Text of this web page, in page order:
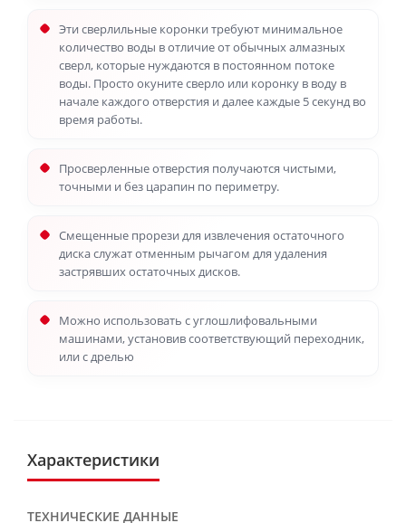
Эти сверлильные коронки требуют минимальное
количество воды в отличие от обычных алмазных
сверл, которые нуждаются в постоянном потоке
воды. Просто окуните сверло или коронку в воду в
начале каждого отверстия и далее каждые 5 секунд во
время работы.
Просверленные отверстия получаются чистыми,
точными и без царапин по периметру.
Смещенные прорези для извлечения остаточного
диска служат отменным рычагом для удаления
застрявших остаточных дисков.
Можно использовать с углошлифовальными
машинами, установив соответствующий переходник,
или с дрелью
Характеристики
ТЕХНИЧЕСКИЕ ДАННЫЕ